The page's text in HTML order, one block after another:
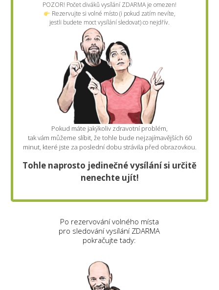
POZOR! Počet diváků vysílání ZDARMA je omezen!
Rezervujte si volné místo (i pokud zatím nevíte,
jestli budete moct vysílání sledovat) co nejdřív.
Pokud máte jakýkoliv zdravotní problém,
tak vám můžeme slíbit, že tohle bude nejzajímavějších 60
minut, které jste za poslední dobu strávila před obrazovkou.
Tohle naprosto jedinečné vysílání si určitě
nenechte ujít!
Po rezervování volného místa
pro sledování vysílání ZDARMA
pokračujte tady: